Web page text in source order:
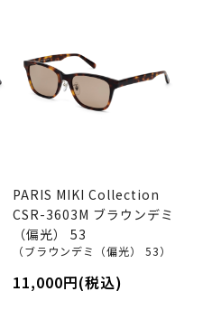
PARIS MIKI Collection
CSR-3603M ブラウンデミ
（偏光） 53
（ブラウンデミ（偏光） 53）
11,000円(税込)